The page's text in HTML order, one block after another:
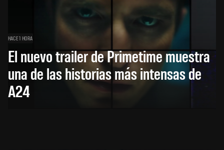
HACE 1 HORA
El nuevo trailer de Primetime muestra
una de las historias más intensas de
A24